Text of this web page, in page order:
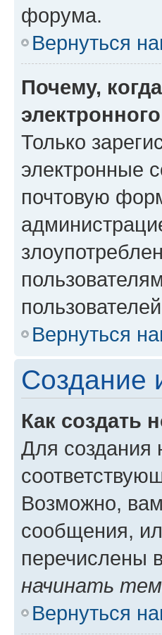
форума.
Вернуться
Почему,
Только
электронные
почтовую
Вернуться
Создание
Как создать
Для создания
Возможно, вам
сообщения,
перечислены
начинать
Вернуться